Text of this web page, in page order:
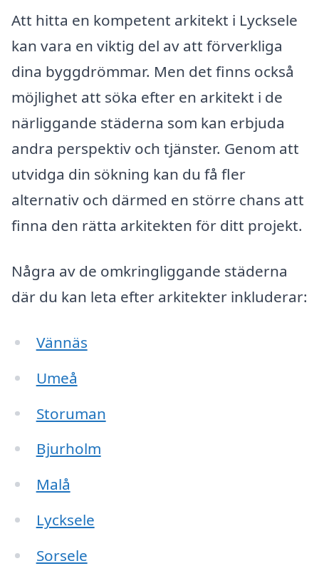
Att hitta en kompetent arkitekt i Lycksele
kan vara en viktig del av att förverkliga
dina byggdrömmar. Men det finns också
möjlighet att söka efter en arkitekt i de
närliggande städerna som kan erbjuda
andra perspektiv och tjänster. Genom att
utvidga din sökning kan du få fler
alternativ och därmed en större chans att
finna den rätta arkitekten för ditt projekt.
Några av de omkringliggande städerna
där du kan leta efter arkitekter inkluderar:
Vännäs
Umeå
Storuman
Bjurholm
Malå
Lycksele
Sorsele